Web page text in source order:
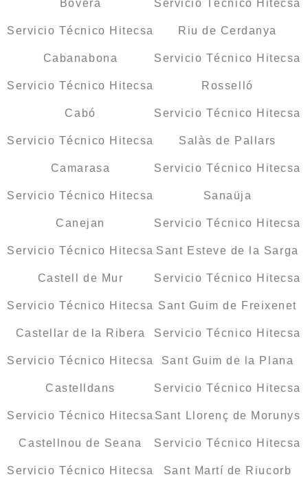
Bovera
Servicio Técnico Hitecsa
Cabanabona
Servicio Técnico Hitecsa
Cabó
Servicio Técnico Hitecsa
Camarasa
Servicio Técnico Hitecsa
Canejan
Servicio Técnico Hitecsa
Castell de Mur
Servicio Técnico Hitecsa
Castellar de la Ribera
Servicio Técnico Hitecsa
Castelldans
Servicio Técnico Hitecsa
Castellnou de Seana
Servicio Técnico Hitecsa
Servicio Técnico Hitecsa
Riu de Cerdanya
Servicio Técnico Hitecsa
Rosselló
Servicio Técnico Hitecsa
Salàs de Pallars
Servicio Técnico Hitecsa
Sanaüja
Servicio Técnico Hitecsa
Sant Esteve de la Sarga
Servicio Técnico Hitecsa
Sant Guim de Freixenet
Servicio Técnico Hitecsa
Sant Guim de la Plana
Servicio Técnico Hitecsa
Sant Llorenç de Morunys
Servicio Técnico Hitecsa
Sant Martí de Riucorb